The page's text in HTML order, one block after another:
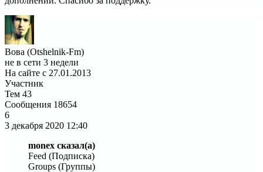
Вова (Otshelnik-Fm)
не в сети 3 недели
На сайте с 27.01.2013
Участник
Тем 43
Сообщения 18654
6
3 декабря 2020 12:40
monex сказал(а)
Feed (Подписка)
Groups (Группы)